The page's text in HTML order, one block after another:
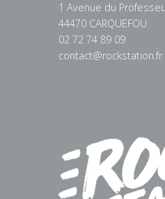
1 Avenue du
44470 CARQUEFOU
02 72 74 89 09
contact@rockstation.fr